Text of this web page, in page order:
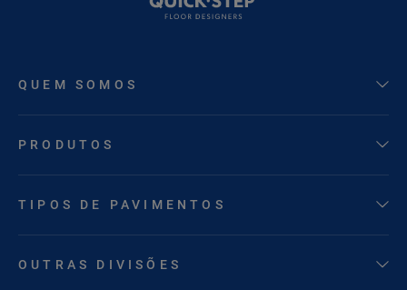
QUEM SOMOS
PRODUTOS
TIPOS DE PAVIMENTOS
OUTRAS DIVISÕES